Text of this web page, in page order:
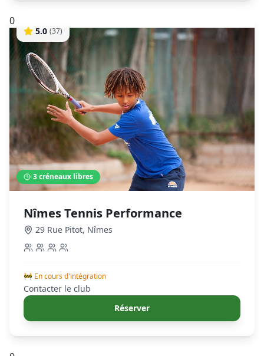
0
5.0 (37)
3créneaux libres
Nîmes Tennis Performance
29 Rue Pitot, Nîmes
🚧 En cours d'intégration
Contacter le club
Réserver